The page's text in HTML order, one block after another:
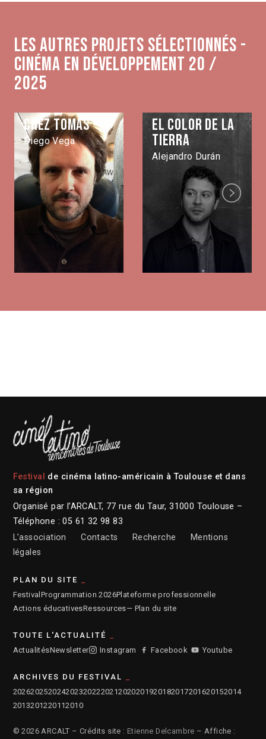
Les autres projets sélectionnés -
Cinéma en développement 20 /
2025
Chez Tomàs
Diego Vega
El color de la
tierra
Alejandro Durán
Next
Festival
de cinéma latino-américain à Toulouse et dans
sa région
Organisé par l’ARCALT, 77 rue du Taur, 31000 Toulouse –
Téléphone : 05 61 32 98 83
L’association
Contacts Recherche
Mentions
légales
PLAN DU SITE
Festival Programmation 2026Plateforme professionnelle
Actions éducativesRessources— Plan du site
TOUTE L'ACTUALITÉ
ActualitésNewsletter Instagram Facebook Youtube
ARCHIVES DU FESTIVAL
2026202520242023202220212020201920182017201620152014
2013201220112010
© 2026 ARCALT – Crédits site : Etienne Delcambre – Affiche :